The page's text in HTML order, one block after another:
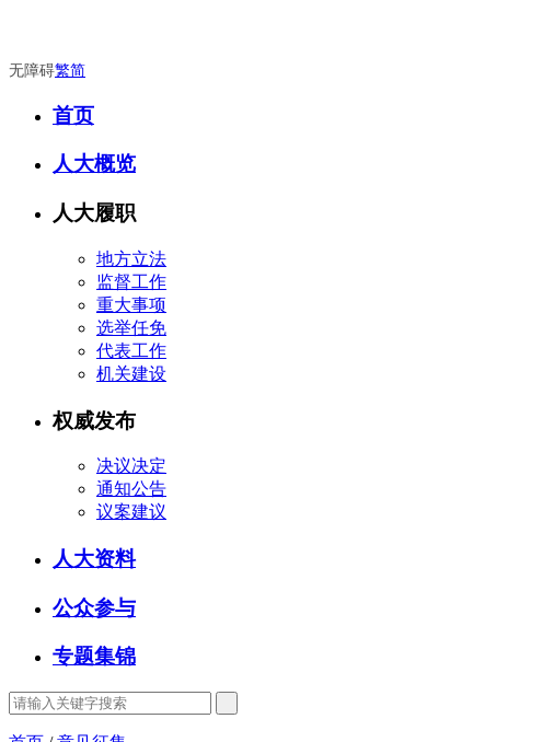
无障碍繁简
首页
人大概览
人大履职
地方立法
监督工作
重大事项
选举任免
代表工作
机关建设
权威发布
决议决定
通知公告
议案建议
人大资料
公众参与
专题集锦